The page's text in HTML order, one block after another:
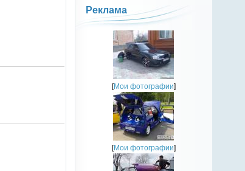
Реклама
[Мои фотографии]
[Мои фотографии]